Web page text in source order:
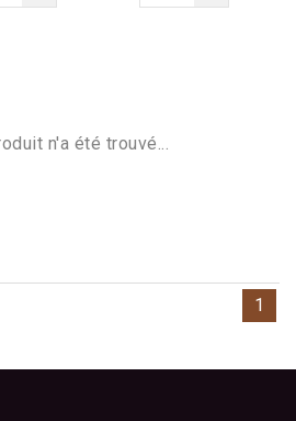
n'a été trouvé...
1